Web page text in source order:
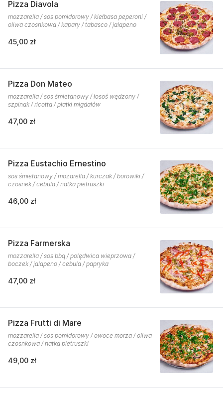
Pizza Diavola
mozzarella / sos pomidorowy / kiełbasa peperoni /
oliwa czosnkowa / kapary / tabasco / jalapeno
45,00 zł
Pizza Don Mateo
mozzarella / sos śmietanowy / łosoś wędzony /
szpinak / ricotta / płatki migdałów
47,00 zł
Pizza Eustachio Ernestino
sos śmietanowy / mozarella / kurczak / borowiki /
czosnek / cebula / natka pietruszki
46,00 zł
Pizza Farmerska
mozzarella / sos bbq / polędwica wieprzowa /
boczek / jalapeno / cebula / papryka
47,00 zł
Pizza Frutti di Mare
mozzarella / sos pomidorowy / owoce morza / oliwa
czosnkowa / natka pietruszki
49,00 zł